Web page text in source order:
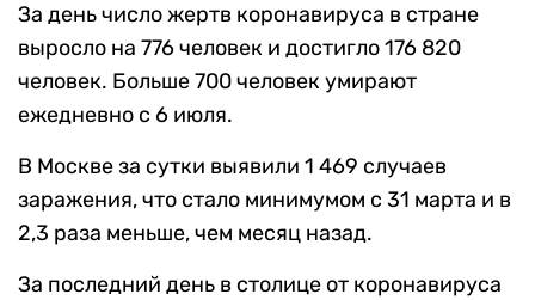
За день число жертв коронавируса в стране
выросло на 776 человек и достигло 176 820
человек. Больше 700 человек умирают
ежедневно с 6 июля.
В Москве за сутки выявили 1 469 случаев
заражения, что стало минимумом с 31 марта и в
2,3 раза меньше, чем месяц назад.
За последний день в столице от коронавируса